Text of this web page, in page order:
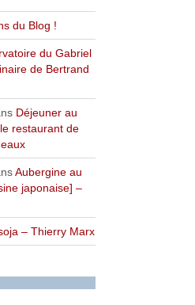
du Blog !
du Gabriel
de Bertrand
Déjeuner au
restaurant de
Aubergine au
japonaise] –
– Thierry Marx